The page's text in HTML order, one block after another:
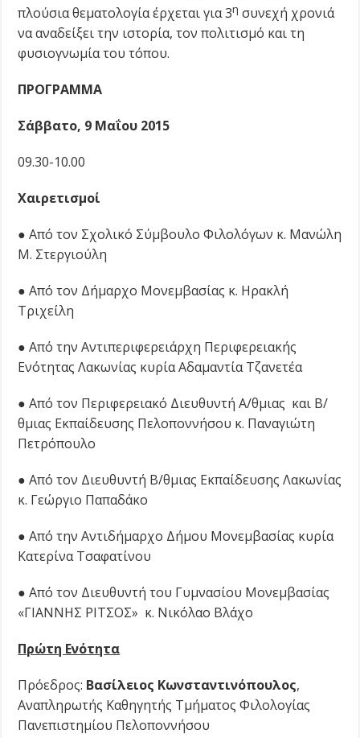
πλούσια θεματολογία έρχεται για 3η συνεχή χρονιά
να αναδείξει την ιστορία, τον πολιτισμό και τη
φυσιογνωμία του τόπου.
ΠΡΟΓΡΑΜΜΑ
Σάββατο, 9 Μαΐου 2015
09.30-10.00
Χαιρετισμοί
● Από τον Σχολικό Σύμβουλο Φιλολόγων κ. Μανώλη
Μ. Στεργιούλη
● Από τον Δήμαρχο Μονεμβασίας κ. Ηρακλή
Τριχείλη
● Από την Αντιπεριφερειάρχη Περιφερειακής
Ενότητας Λακωνίας κυρία Αδαμαντία Τζανετέα
● Από τον Περιφερειακό Διευθυντή Α/θμιας και Β/
θμιας Εκπαίδευσης Πελοποννήσου κ. Παναγιώτη
Πετρόπουλο
● Από τον Διευθυντή Β/θμιας Εκπαίδευσης Λακωνίας
κ. Γεώργιο Παπαδάκο
● Από την Αντιδήμαρχο Δήμου Μονεμβασίας κυρία
Κατερίνα Τσαφατίνου
● Από τον Διευθυντή του Γυμνασίου Μονεμβασίας
«ΓΙΑΝΝΗΣ ΡΙΤΣΟΣ» κ. Νικόλαο Βλάχο
Πρώτη Ενότητα
Πρόεδρος: Βασίλειος Κωνσταντινόπουλος,
Αναπληρωτής Καθηγητής Τμήματος Φιλολογίας
Πανεπιστημίου Πελοποννήσου